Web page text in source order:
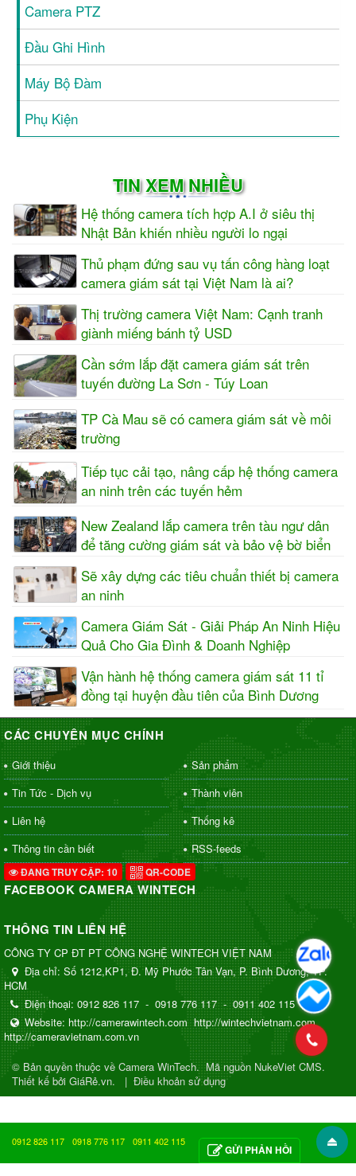
Camera PTZ
Đầu Ghi Hình
Máy Bộ Đàm
Phụ Kiện
TIN XEM NHIỀU
Hệ thống camera tích hợp A.I ở siêu thị
Nhật Bản khiến nhiều người lo ngại
Thủ phạm đứng sau vụ tấn công hàng loạt
camera giám sát tại Việt Nam là ai?
Thị trường camera Việt Nam: Cạnh tranh
giành miếng bánh tỷ USD
Cần sớm lắp đặt camera giám sát trên
tuyến đường La Sơn - Túy Loan
TP Cà Mau sẽ có camera giám sát về môi
trường
Tiếp tục cải tạo, nâng cấp hệ thống camera
an ninh trên các tuyến hẻm
New Zealand lắp camera trên tàu ngư dân
để tăng cường giám sát và bảo vệ bờ biển
Sẽ xây dựng các tiêu chuẩn thiết bị camera
an ninh
Camera Giám Sát - Giải Pháp An Ninh Hiệu
Quả Cho Gia Đình & Doanh Nghiệp
Vận hành hệ thống camera giám sát 11 tỉ
đồng tại huyện đầu tiên của Bình Dương
CÁC CHUYÊN MỤC CHÍNH
Giới thiệu
Sản phẩm
Tin Tức - Dịch vụ
Thành viên
Liên hệ
Thống kê
Thông tin cần biết
RSS-feeds
ĐANG TRUY CẬP: 10 QR-CODE
FACEBOOK CAMERA WINTECH
THÔNG TIN LIÊN HỆ
CÔNG TY CP ĐT PT CÔNG NGHỆ WINTECH VIỆT NAM
Địa chỉ: Số 1212,KP1, Đ. Mỹ Phước Tân Vạn, P. Bình Dương, TP.
HCM
Điện thoại: 0912 826 117 - 0918 776 117 - 0911 402 115
Website: http://camerawintech.com http://wintechvietnam.com
http://cameravietnam.com.vn
© Bản quyền thuộc về Camera WinTech.Mã nguồn NukeViet CMS.
Thiết kế bởi GiáRẻ.vn.
| Điều khoản sử dụng
0912 826 117 0918 776 117 0911 402 115
GỬI PHẢN HỒI